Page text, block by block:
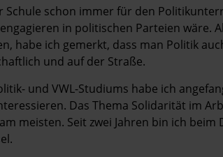
Schule schon immer für den
in politischen Parteien wäre.
habe ich gemerkt, dass man Politik
und auf der Straße.
und VWL-Studiums habe ich
Das Thema Solidarität im
meisten. Seit zwei Jahren bin ich